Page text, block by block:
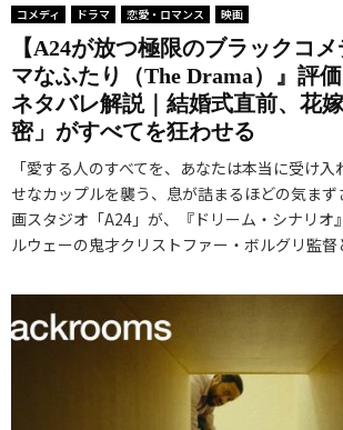
コメディ ドラマ 恋愛・ロマンス 映画
【A24が放つ極限のブラックコ
マなふたり（The Drama）』評
ネタバレ解説｜結婚式直前、花
密」がすべてを狂わせる
「愛する人のすべてを、あなたは本当に受け
せなカップルを襲う、息が詰まるほどの気ま
画スタジオ「A24」が、『ドリーム・シナリオ
ルウェーの鬼才クリストファー・ボルグリ監督